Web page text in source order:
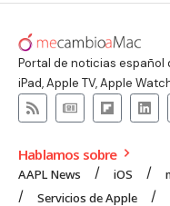
Portal de noticias español
iPad, Apple TV, Apple
Hablamos sobre
AAPL News iOS
Servicios de Apple